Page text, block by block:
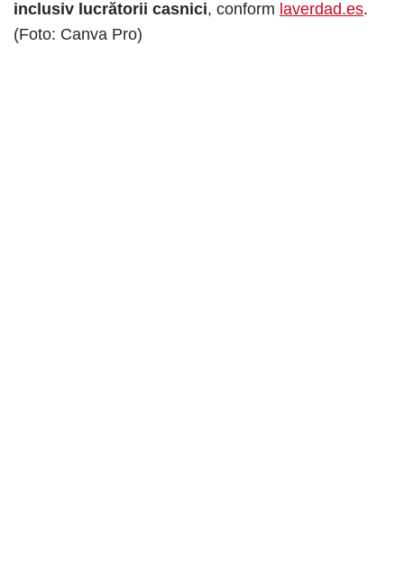
inclusiv lucrătorii casnici, conform laverdad.es.
(Foto: Canva Pro)